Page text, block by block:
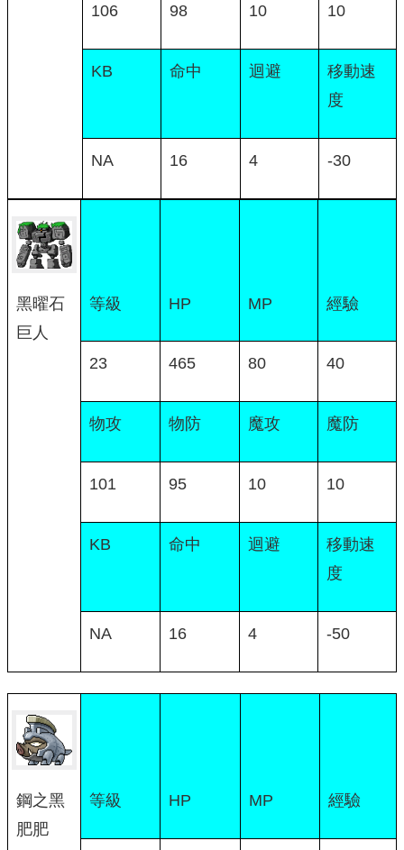
106 98 10 10
KB 命中 迴避
移動速
度
NA 16 4 -30
黑曜石
巨人
等級 HP MP 經驗
23 465 80 40
物攻 物防 魔攻 魔防
101 95 10 10
KB 命中 迴避
移動速
度
NA 16 4 -50
鋼之黑
肥肥
等級 HP MP 經驗